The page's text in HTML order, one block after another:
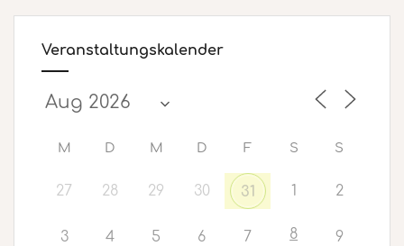
Veranstaltungskalender
M D M D F S S
27 28 29 30 31 1 2
3 4 5 6 7 8 9